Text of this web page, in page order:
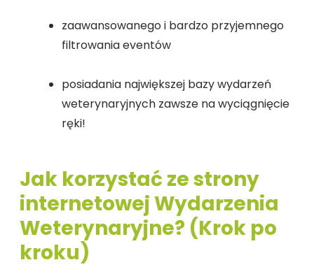
zaawansowanego i bardzo przyjemnego
filtrowania eventów
posiadania największej bazy wydarzeń
weterynaryjnych zawsze na wyciągnięcie
ręki!
Jak korzystać ze strony
internetowej Wydarzenia
Weterynaryjne? (Krok po
kroku)